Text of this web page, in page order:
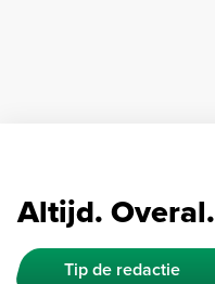
Altijd. Overal.
Tip de redactie